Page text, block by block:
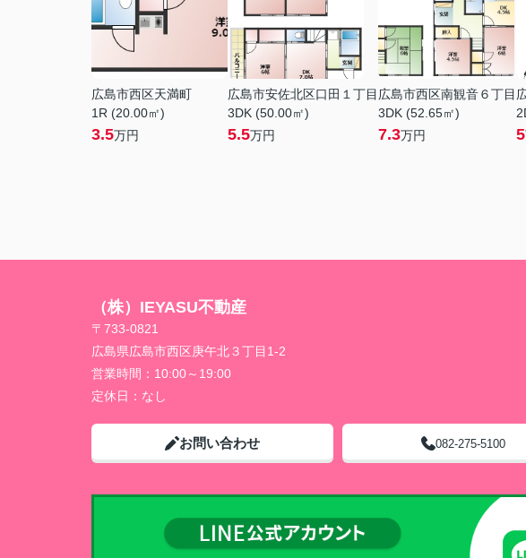
広島市西区天満町
1R (20.00㎡)
3.5万円
広島市安佐北区口田１丁目
3DK (50.00㎡)
5.5万円
広島市西区南観音６丁目
3DK (52.65㎡)
7.3万円 5
（株）IEYASU不動産
〒733-0821
広島県広島市西区庚午北３丁目1-2
営業時間： 10:00～19:00
定休日： なし
お問い合わせ 082-275-5100